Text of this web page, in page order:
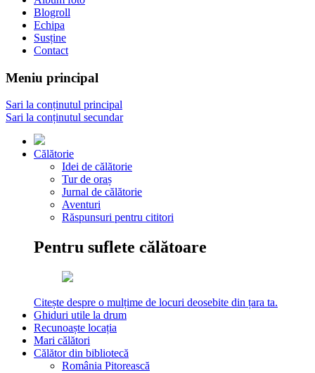
Blogroll
Echipa
Susține
Contact
Meniu principal
Sari la conținutul principal
Sari la conținutul secundar
Călătorie
Idei de călătorie
Tur de oraș
Jurnal de călătorie
Aventuri
Răspunsuri pentru cititori
Pentru suflete călătoare
Citește despre o mulțime de locuri deosebite din țara ta.
Ghiduri utile la drum
Recunoaște locația
Mari călători
Călător din bibliotecă
România Pitorească